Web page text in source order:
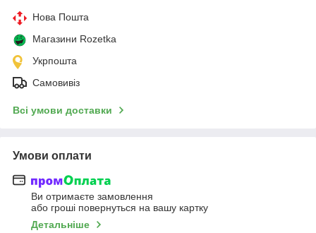
Нова Пошта
Магазини Rozetka
Укрпошта
Самовивіз
Всі умови доставки
Умови оплати
Ви отримаєте замовлення
або гроші повернуться на вашу картку
Детальніше